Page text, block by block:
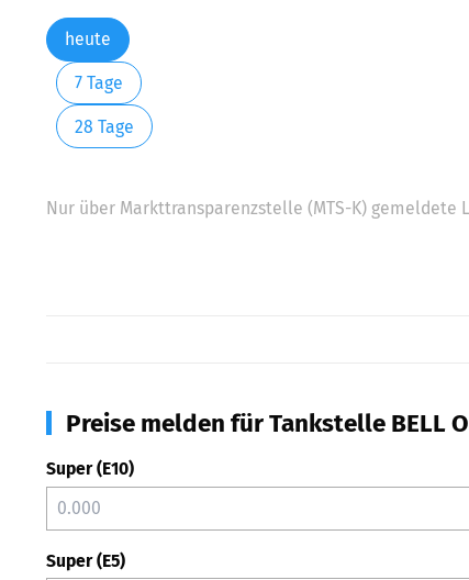
heute
7 Tage
28 Tage
Nur über Markttransparenzstelle (MTS-K)
Preise melden für Tankstelle BELL
Super (E10)
Super (E5)